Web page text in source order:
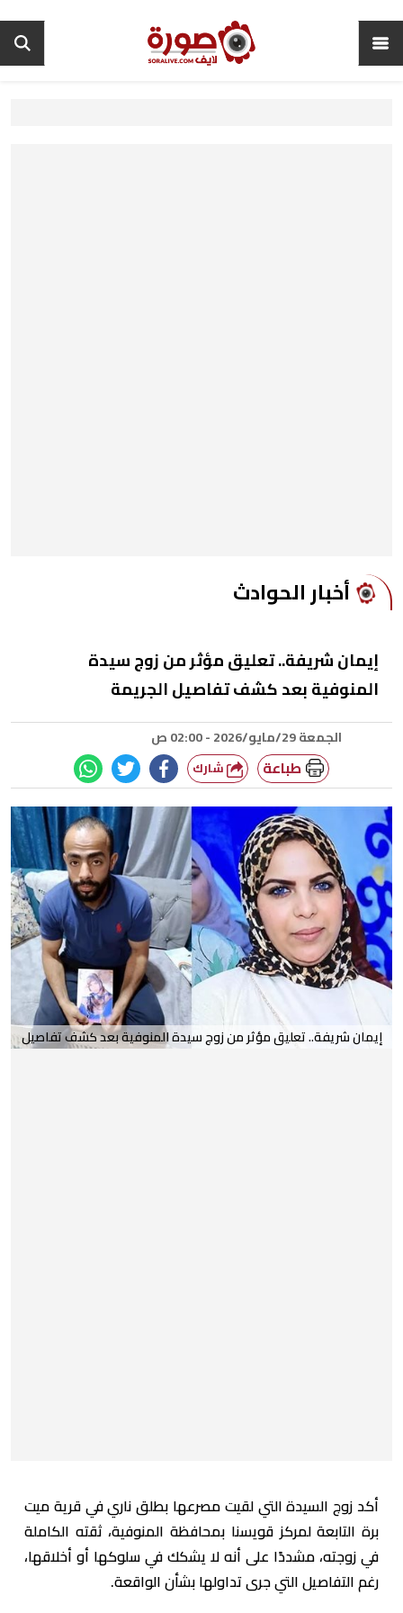
أخبار الحوادث
إيمان شريفة.. تعليق مؤثر من زوج سيدة
المنوفية بعد كشف تفاصيل الجريمة
الجمعة 29/مايو/2026 - 02:00 ص
طباعة
إيمان شريفة.. تعليق مؤثر من زوج سيدة المنوفية بعد كشف تفاصيل
أكد زوج السيدة التي لقيت مصرعها بطلق ناري في قرية ميت
برة التابعة لمركز قويسنا بمحافظة المنوفية، ثقته الكاملة
في زوجته، مشددًا على أنه لا يشكك في سلوكها أو أخلاقها،
رغم التفاصيل التي جرى تداولها بشأن الواقعة.